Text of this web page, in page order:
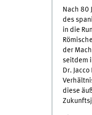
Nach 80
des
in die
der
seitdem
Dr.
diese